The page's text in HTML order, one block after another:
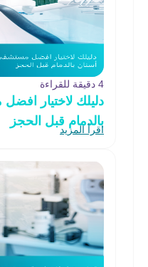
4 دقيقة للقراءة
دليلك لاختيار
بالدمام قبل الحجز
اقرأ المزيد